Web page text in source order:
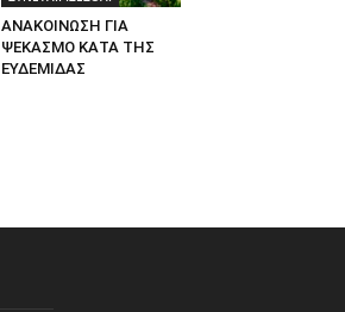
ΑΝΑΚΟΙΝΩΣΗ ΓΙΑ
ΨΕΚΑΣΜΟ ΚΑΤΑ ΤΗΣ
ΕΥΔΕΜΙΔΑΣ